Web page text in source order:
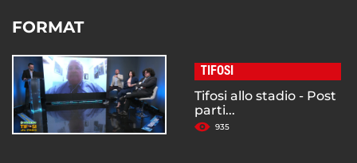
FORMAT
TIFOSI
Tifosi allo stadio - Post
parti...
935